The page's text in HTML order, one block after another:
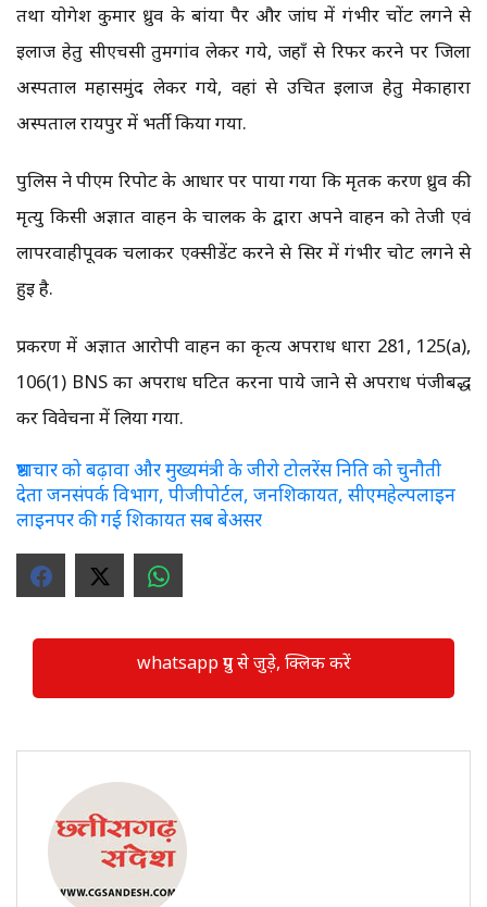
तथा योगेश कुमार ध्रुव के बांया पैर और जांघ में गंभीर चोंट लगने से
ईलाज हेतु सीएचसी तुमगांव लेकर गये, जहाँ से रिफर करने पर जिला
अस्पताल महासमुंद लेकर गये, वहां से उचित ईलाज हेतु मेकाहारा
अस्पताल रायपुर में भर्ती किया गया.
पुलिस ने पीएम रिपोर्ट के आधार पर पाया गया कि मृतक करण ध्रुव की
मृत्यु किसी अज्ञात वाहन के चालक के द्वारा अपने वाहन को तेजी एवं
लापरवाहीपूर्वक चलाकर एक्सीडेंट करने से सिर में गंभीर चोट लगने से
हुई है.
प्रकरण में अज्ञात आरोपी वाहन का कृत्य अपराध धारा 281, 125(a),
106(1) BNS का अपराध घटित करना पाये जाने से अपराध पंजीबद्ध
कर विवेचना में लिया गया.
भ्रष्टाचार को बढ़ावा और मुख्यमंत्री के जीरो टोलरेंस निति को चुनौती
देता जनसंपर्क विभाग, पीजीपोर्टल, जनशिकायत, सीएमहेल्पलाइन
लाइनपर की गई शिकायत सब बेअसर
whatsapp ग्रुप से जुड़े, क्लिक करें